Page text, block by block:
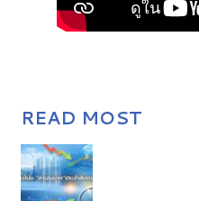
READ MOST